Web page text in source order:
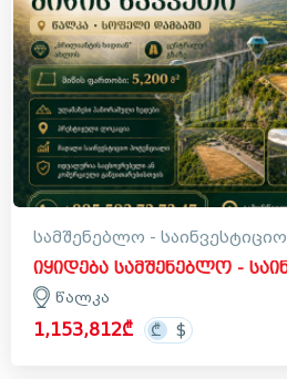
სამშენებლო - საინვესტიციო
წალკა
1,153,812₾